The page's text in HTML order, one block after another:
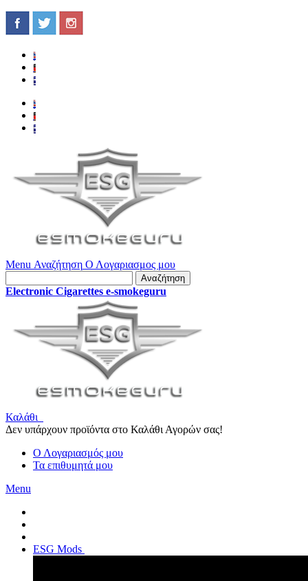
Menu Αναζήτηση Ο Λογαριασμος μου
Αναζήτηση
Electronic Cigarettes e-smokeguru
Καλάθι
Δεν υπάρχουν προϊόντα στο Καλάθι Αγορών σας!
Ο Λογαριασμός μου
Τα επιθυμητά μου
Menu
ESG Mods